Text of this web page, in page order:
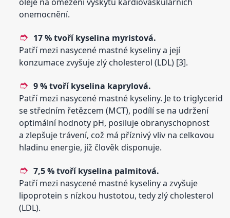
onemocnění.
17 % tvoříkyselina myristová.
Patří mezi nasycené mastné kyseliny a její
konzumace zvyšuje zlý cholesterol (LDL) [3].
9 % tvoříkyselina kaprylová.
Patří mezi nasycené mastné kyseliny. Je to triglycerid
se středním řetězcem (MCT), podílí se na udržení
optimální hodnoty pH, posiluje obranyschopnost
a zlepšuje trávení, což má příznivý vliv na celkovou
hladinu energie, jíž člověk disponuje.
7,5 % tvoříkyselina palmitová.
Patří mezi nasycené mastné kyseliny a zvyšuje
lipoprotein s nízkou hustotou, tedy zlý cholesterol
(LDL).